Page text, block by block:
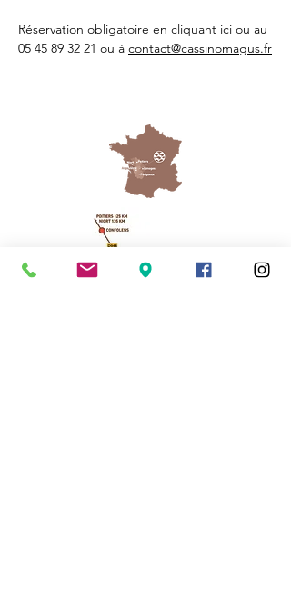
Réservation obligatoire en cliquant ici ou au
05 45 89 32 21 ou à contact@cassinomagus.fr